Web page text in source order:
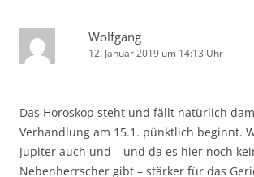
Wolfgang
12. Januar 2019 um 14:13 Uhr
Das Horoskop steht und fällt natürlich
Verhandlung am 15.1. pünktlich beginnt.
Jupiter auch und – und da es hier noch
Nebenherrscher gibt – stärker für das